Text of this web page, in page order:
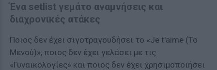
Ένα setlist γεμάτο αναμνήσεις και
διαχρονικές ατάκες
Ποιος δεν έχει σιγοτραγουδήσει το «Je t'aime (Το
Μενού)», ποιος δεν έχει γελάσει με τις
«Γυναικολογίες» και ποιος δεν έχει χρησιμοποιήσει